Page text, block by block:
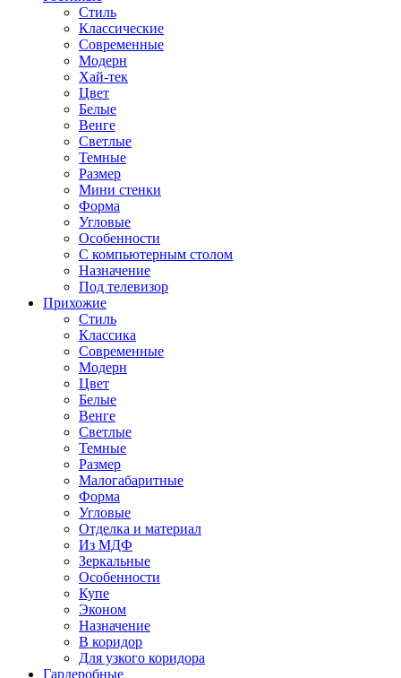
Стиль
Классические
Современные
Модерн
Хай-тек
Цвет
Белые
Венге
Светлые
Темные
Размер
Мини стенки
Форма
Угловые
Особенности
С компьютерным столом
Назначение
Под телевизор
Прихожие
Стиль
Классика
Современные
Модерн
Цвет
Белые
Венге
Светлые
Темные
Размер
Малогабаритные
Форма
Угловые
Отделка и материал
Из МДФ
Зеркальные
Особенности
Купе
Эконом
Назначение
В коридор
Для узкого коридора
Гардеробные